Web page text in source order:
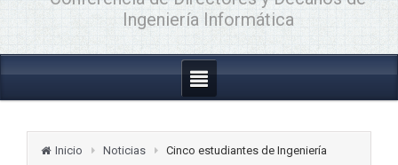
Ingeniería Informática
Inicio Noticias
Cinco estudiantes de Ingeniería